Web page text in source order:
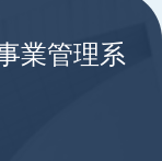
業管理系